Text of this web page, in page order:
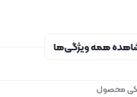
همه ویژگی‌ها
محصول